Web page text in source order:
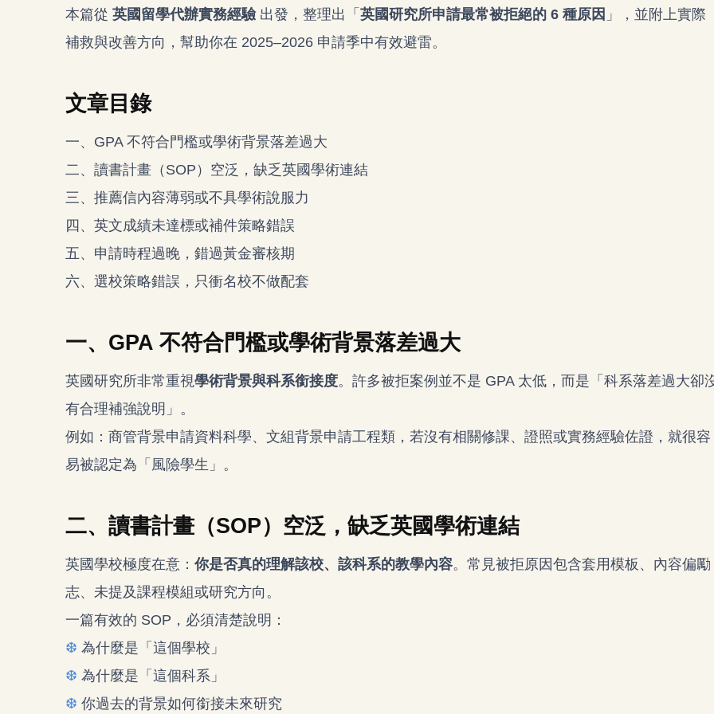
本篇從 英國留學代辦實務經驗出發，整理出「 英國研究所申請最常被拒絕的 6 種原因 」，並附上實際
補救與改善方向，幫助你在 2025–2026 申請季中有效避雷。
文章目錄
一、GPA 不符合門檻或學術背景落差過大
二、讀書計畫（SOP）空泛，缺乏英國學術連結
三、推薦信內容薄弱或不具學術說服力
四、英文成績未達標或補件策略錯誤
五、申請時程過晚，錯過黃金審核期
六、選校策略錯誤，只衝名校不做配套
一、GPA 不符合門檻或學術背景落差過大
英國研究所非常重視學術背景與科系銜接度。許多被拒案例並不是 GPA 太低，而是「科系落差過大卻
有合理補強說明」。
例如：商管背景申請資料科學、文組背景申請工程類，若沒有相關修課、證照或實務經驗佐證，就很容
易被認定為「風險學生」。
二、讀書計畫（SOP）空泛，缺乏英國學術連結
英國學校極度在意： 你是否真的理解該校、該科系的教學內容。常見被拒原因包含套用模板、內容偏勵
志、未提及課程模組或研究方向。
一篇有效的 SOP，必須清楚說明：
❆ 為什麼是「這個學校」
❆ 為什麼是「這個科系」
❆ 你過去的背景如何銜接未來研究